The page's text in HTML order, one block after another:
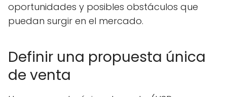
oportunidades y posibles obstáculos que
puedan surgir en el mercado.
Definir una propuesta única
de venta